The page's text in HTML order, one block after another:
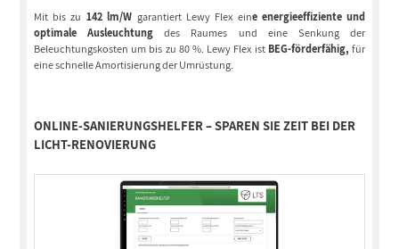
Mit bis zu 142 lm/W garantiert Lewy Flex eine energieeffiziente und
optimale Ausleuchtung des Raumes und eine Senkung der
Beleuchtungskosten um bis zu 80 %. Lewy Flex ist BEG-förderfähig, für
eine schnelle Amortisierung der Umrüstung.
ONLINE-SANIERUNGSHELFER – SPAREN SIE ZEIT BEI DER
LICHT-RENOVIERUNG